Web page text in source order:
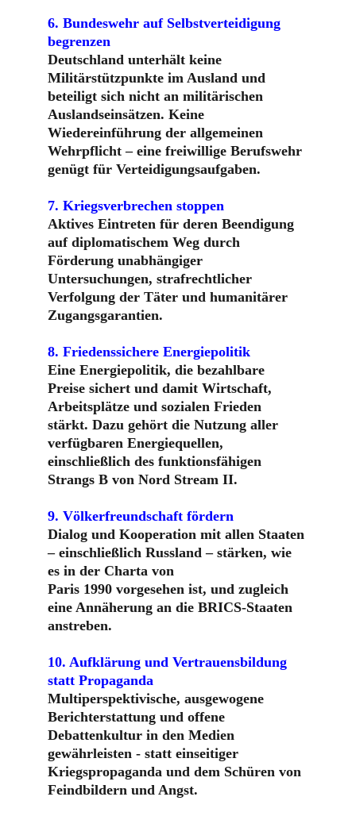
6. Bundeswehr auf Selbstverteidigung
begrenzen
Deutschland unterhält keine
Militärstützpunkte im Ausland und
beteiligt sich nicht an militärischen
Auslandseinsätzen. Keine
Wiedereinführung der allgemeinen
Wehrpflicht – eine freiwillige Berufswehr
genügt für Verteidigungsaufgaben.
7. Kriegsverbrechen stoppen
Aktives Eintreten für deren Beendigung
auf diplomatischem Weg durch
Förderung unabhängiger
Untersuchungen, strafrechtlicher
Verfolgung der Täter und humanitärer
Zugangsgarantien.
8. Friedenssichere Energiepolitik
Eine Energiepolitik, die bezahlbare
Preise sichert und damit Wirtschaft,
Arbeitsplätze und sozialen Frieden
stärkt. Dazu gehört die Nutzung aller
verfügbaren Energiequellen,
einschließlich des funktionsfähigen
Strangs B von Nord Stream II.
9. Völkerfreundschaft fördern
Dialog und Kooperation mit allen Staaten
– einschließlich Russland – stärken, wie
es in der Charta von
Paris 1990 vorgesehen ist, und zugleich
eine Annäherung an die BRICS-Staaten
anstreben.
10. Aufklärung und Vertrauensbildung
statt Propaganda
Multiperspektivische, ausgewogene
Berichterstattung und offene
Debattenkultur in den Medien
gewährleisten - statt einseitiger
Kriegspropaganda und dem Schüren von
Feindbildern und Angst.